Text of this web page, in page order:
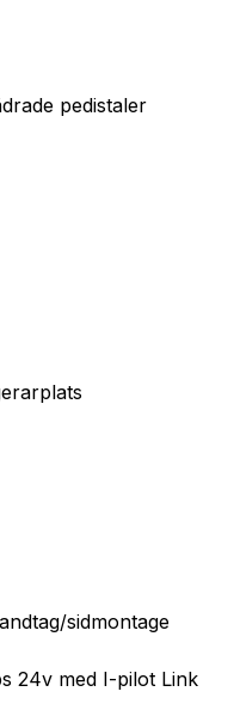
pedistaler
sidmontage
24v med I-pilot Link